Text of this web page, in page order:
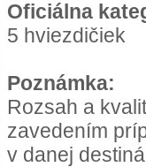
Oficiálna
5 hviezdičiek
Poznámka:
Rozsah a
zavedením
v danej